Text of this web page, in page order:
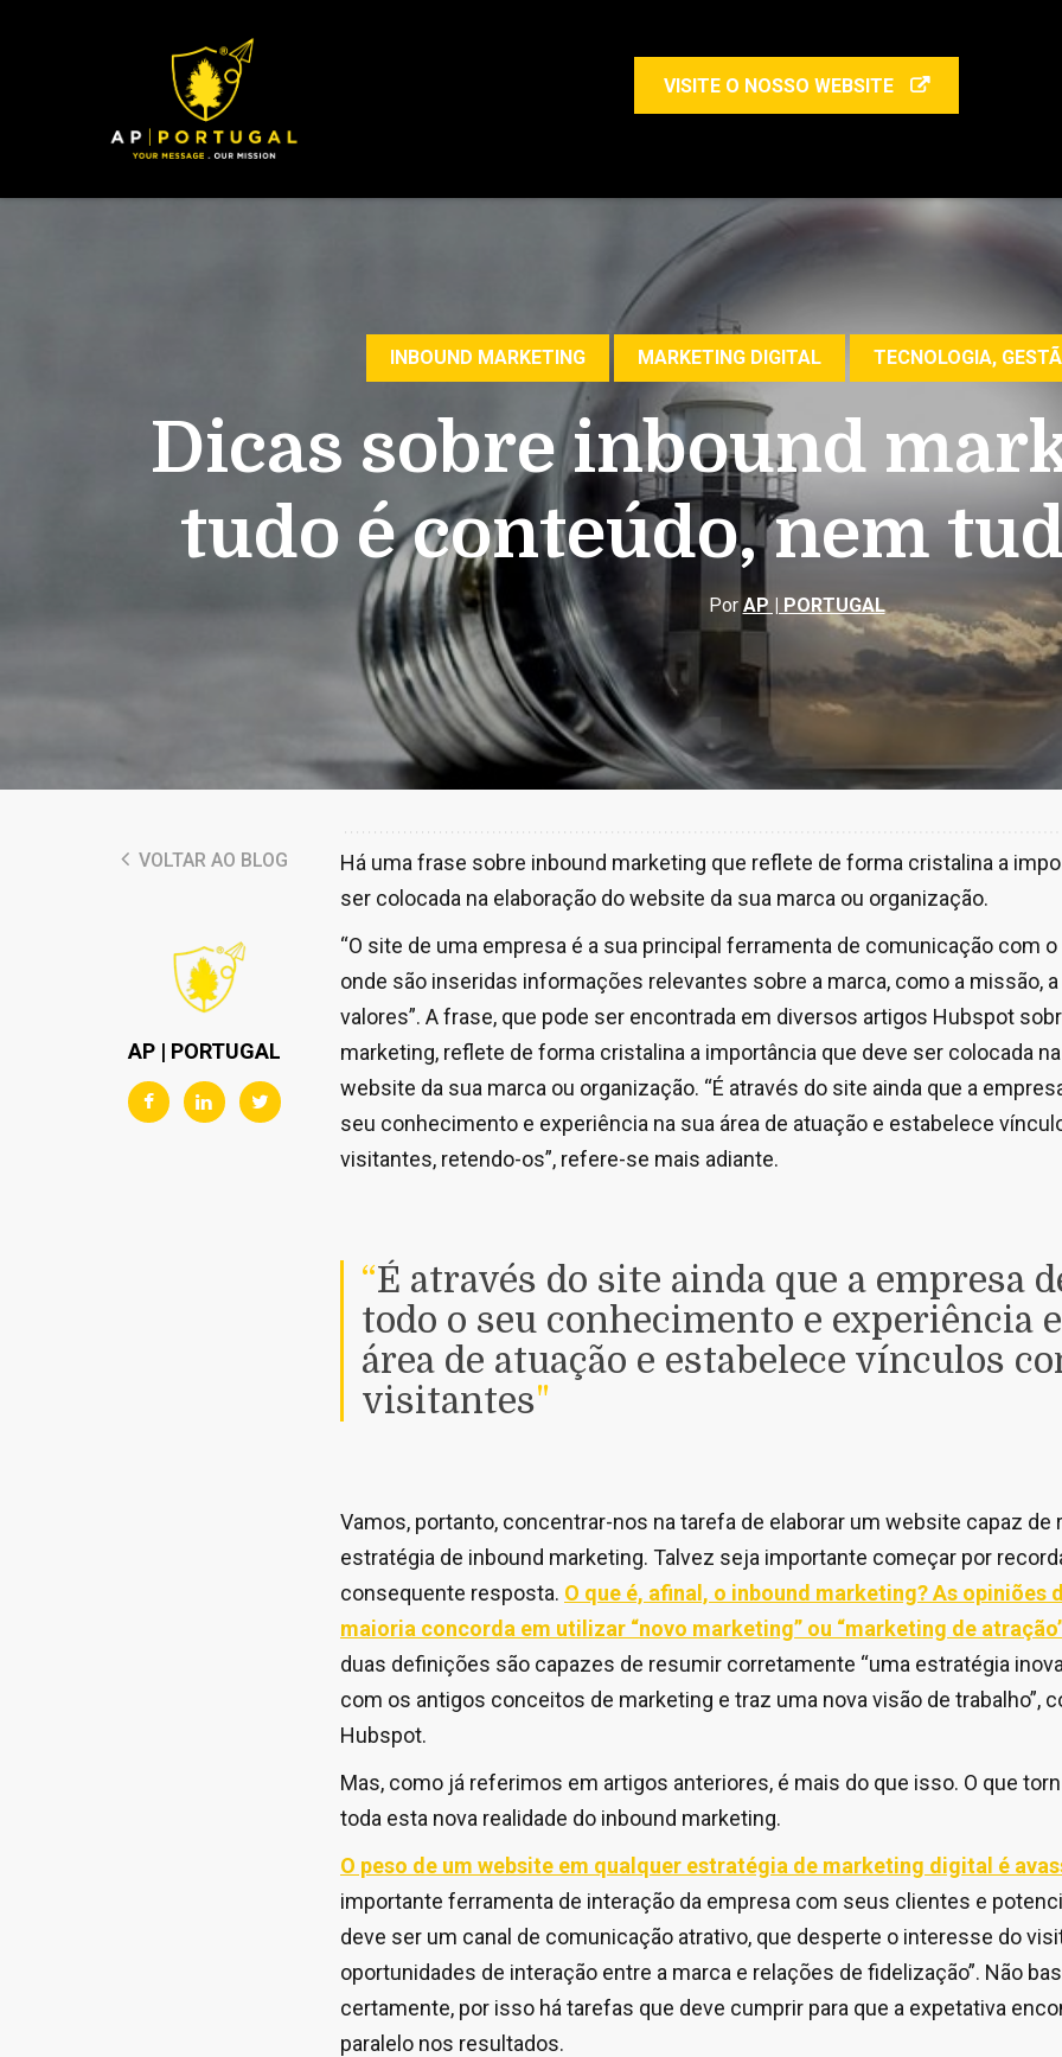
VISITE O NOSSO WEBSITE
INBOUND MARKETING MARKETING DIGITAL TECNOLOGIA,
Dicas sobre inbound
tudo é conteúdo, nem
Por AP | PORTUGAL
VOLTAR AO BLOG
AP | PORTUGAL
Há uma frase sobre inbound marketing que reflete de forma cristalina a
ser colocada na elaboração do website da sua marca ou organização.
“O site de uma empresa é a sua principal ferramenta de comunicação com
onde são inseridas informações relevantes sobre a marca, como a missão,
valores”. A frase, que pode ser encontrada em diversos artigos Hubspot
marketing, reflete de forma cristalina a importância que deve ser colocada
website da sua marca ou organização. “É através do site ainda que a
seu conhecimento e experiência na sua área de atuação e estabelece
visitantes, retendo-os”, refere-se mais adiante.
“É através do site ainda que a empresa
todo o seu conhecimento e experiência
área de atuação e estabelece vínculos
visitantes"
Vamos, portanto, concentrar-nos na tarefa de elaborar um website capaz de
estratégia de inbound marketing. Talvez seja importante começar por
consequente resposta. O que é, afinal, o inbound marketing? As opiniões
maioria concorda em utilizar “novo marketing” ou “marketing de
duas definições são capazes de resumir corretamente “uma estratégia
com os antigos conceitos de marketing e traz uma nova visão de trabalho”,
Hubspot.
Mas, como já referimos em artigos anteriores, é mais do que isso. O que
toda esta nova realidade do inbound marketing.
O peso de um website em qualquer estratégia de marketing digital é
importante ferramenta de interação da empresa com seus clientes e
deve ser um canal de comunicação atrativo, que desperte o interesse do
oportunidades de interação entre a marca e relações de fidelização”. Não
certamente, por isso há tarefas que deve cumprir para que a expetativa
paralelo nos resultados.